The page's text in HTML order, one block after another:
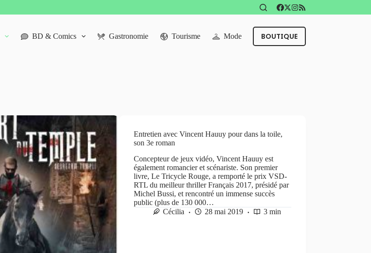
BD & Comics Gastronomie Tourisme Mode BOUTIQUE
Entretien avec Vincent Hauuy pour dans la toile,
son 3e roman
Concepteur de jeux vidéo, Vincent Hauuy est
également romancier et scénariste. Son premier
livre, Le Tricycle Rouge, a remporté le prix VSD-
RTL du meilleur thriller Français 2017, présidé par
Michel Bussi, et rencontré un immense succès
public (plus de 130 000…
Cécilia
28 mai 2019 3 min